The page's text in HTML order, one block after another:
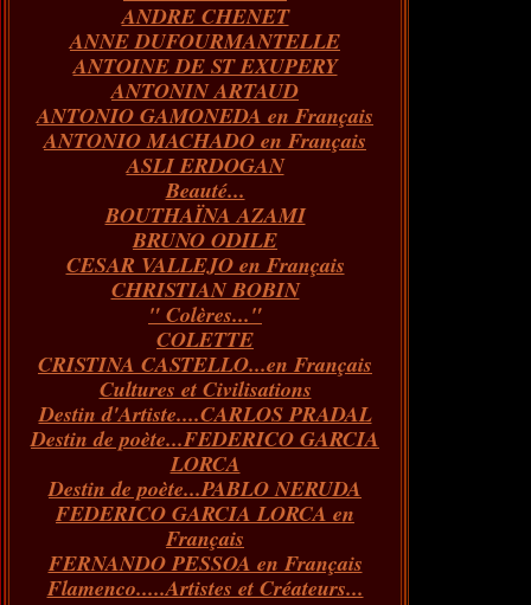
Janvier(60)
Février(68)
Janvier(86)
Mars(65)
Février(70)
Janvier(66)
Avril(76)
Mars(66)
Février(67)
Janvier(73)
Mai(82)
Avril(62)
Mars(66)
Février(55)
Janvier(43)
Juin(84)
Mai(89)
Avril(59)
Mars(73)
Février(54)
Janvier(51)
Juillet(72)
Juin(65)
Mai(97)
Avril(73)
Mars(100)
Février(146)
Janvier(124)
Août(40)
Juillet(31)
Juin(26)
ANDRE CHENET
ANNE DUFOURMANTELLE
ANTOINE DE ST EXUPERY
ANTONIN ARTAUD
ANTONIO GAMONEDA en Français
ANTONIO MACHADO en Français
ASLI ERDOGAN
Beauté...
BOUTHAÏNA AZAMI
BRUNO ODILE
CESAR VALLEJO en Français
CHRISTIAN BOBIN
" Colères..."
COLETTE
CRISTINA CASTELLO...en Français
Cultures et Civilisations
Destin d'Artiste....CARLOS PRADAL
Destin de poète...FEDERICO GARCIA
LORCA
Destin de poète...PABLO NERUDA
FEDERICO GARCIA LORCA en
Français
FERNANDO PESSOA en Français
Flamenco.....Artistes et Créateurs...